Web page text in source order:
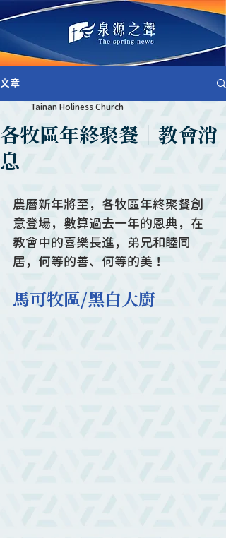
文章
各牧區年終聚餐｜教會消
息
Tainan Holiness Church
農曆新年將至，各牧區年終聚餐創
意登場，數算過去一年的恩典，在
教會中的喜樂長進，弟兄和睦同
居，何等的善、何等的美！
馬可牧區/黑白大廚